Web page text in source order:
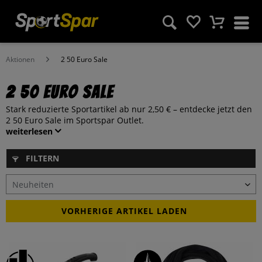
Aktionen 2 50 Euro Sale
2 50 Euro Sale
Stark reduzierte Sportartikel ab nur 2,50 € – entdecke jetzt den
2 50 Euro Sale im Sportspar Outlet.
weiterlesen
FILTERN
VORHERIGE ARTIKEL LADEN